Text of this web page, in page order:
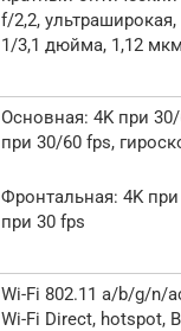
f/2,2, ультраширокая,
1/3,1 дюйма, 1,12
Основная: 4K при
при 30/60 fps,
Фронтальная: 4K
при 30 fps
Wi-Fi 802.11 a/b/g/n/
Wi-Fi Direct, hotspot,